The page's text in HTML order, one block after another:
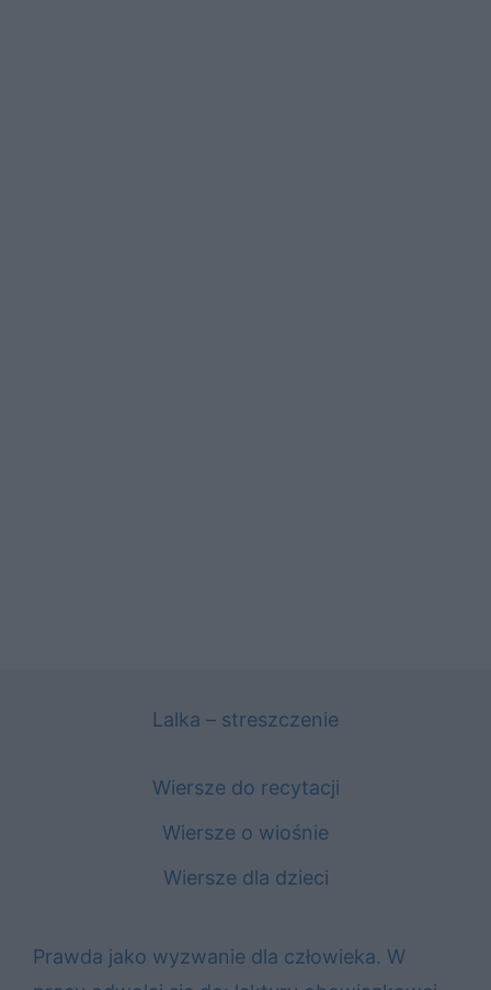
Lalka – streszczenie
Wiersze do recytacji
Wiersze o wiośnie
Wiersze dla dzieci
Prawda jako wyzwanie dla człowieka. W